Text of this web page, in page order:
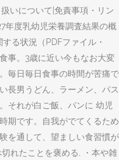
いについて|免責事項・リン
年度乳幼児栄養調査結果の概
る状況（PDFファイル・
事。3歳に近い今もなお大変
毎日毎日食事の時間が苦痛で
長男うどん、ラーメン、パス
それが白ご飯、パンに 幼児
期です。自我がでてくるため
を通して、望ましい食習慣が
れたことを褒める, ・本や雑